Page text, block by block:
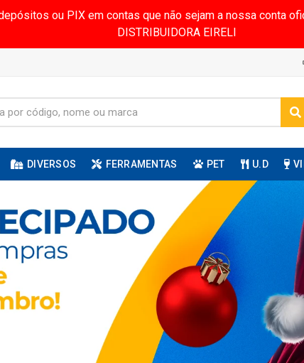
ou PIX em contas que não sejam a nossa conta
DISTRIBUIDORA EIRELI
DIVERSOS FERRAMENTAS PET U.D